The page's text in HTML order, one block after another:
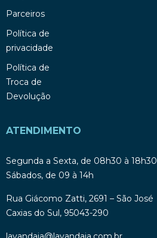
Parceiros
Política de
privacidade
Política de
Troca de
Devolução
ATENDIMENTO
Segunda a Sexta, de 08h30 à 18h30
Sábados, de 09 à 14h
Rua Giácomo Zatti, 2691 – São José
Caxias do Sul, 95043-290